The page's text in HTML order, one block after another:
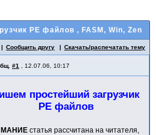
PE файлов , FASM, Win, Zen
Сообщить другу Скачать/распечатать тему
#1 12.07.06, 10:17
простейший загрузчик
PE файлов
статья рассчитана на читателя,